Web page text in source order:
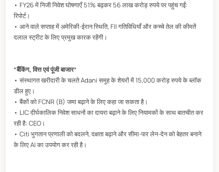
• FY26 में निजी निवेश घोषणाएँ 51% बढ़कर 56 लाख करोड़ रुपये पर पहुंच गईं:
रिपोर्ट।
• आने वाले सप्ताह में अमेरिकी-ईरान स्थिति, FII गतिविधियाँ और कच्चे तेल की कीमतें
दलाल स्ट्रीट के लिए प्रमुख कारक रहेंगी।
*बैंकिंग, वित्त एवं पूंजी बाजार*
• संस्थागत खरीदारी के चलते Adani समूह के शेयरों में 15,000 करोड़ रुपये के ब्लॉक
डील हुए।
• बैंकों को FCNR (B) जमा बढ़ाने के लिए कहा जा सकता है।
• LIC दीर्घकालिक निवेश साधनों का दायरा बढ़ाने के लिए नियामकों के साथ बातचीत कर
रही है: CEO।
• Citi भुगतान प्रणाली को बदलने, दक्षता बढ़ाने और सीमा-पार लेन-देन को बेहतर बनाने
के लिए AI का उपयोग कर रही है।